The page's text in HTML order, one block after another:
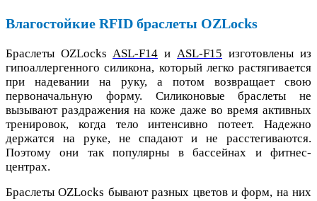
Влагостойкие RFID браслеты OZLocks
Браслеты OZLocks ASL-F14 и ASL-F15 изготовлены из
гипоаллергенного силикона, который легко растягивается
при надевании на руку, а потом возвращает свою
первоначальную форму. Силиконовые браслеты не
вызывают раздражения на коже даже во время активных
тренировок, когда тело интенсивно потеет. Надежно
держатся на руке, не спадают и не расстегиваются.
Поэтому они так популярны в бассейнах и фитнес-
центрах.
Браслеты OZLocks бывают разных цветов и форм, на них